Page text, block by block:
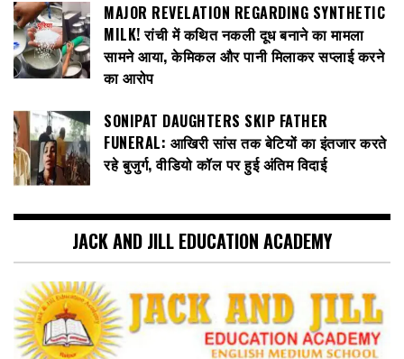
MAJOR REVELATION REGARDING SYNTHETIC
MILK! रांची में कथित नकली दूध बनाने का मामला
सामने आया, केमिकल और पानी मिलाकर सप्लाई करने
का आरोप
SONIPAT DAUGHTERS SKIP FATHER
FUNERAL: आखिरी सांस तक बेटियों का इंतजार करते
रहे बुजुर्ग, वीडियो कॉल पर हुई अंतिम विदाई
JACK AND JILL EDUCATION ACADEMY